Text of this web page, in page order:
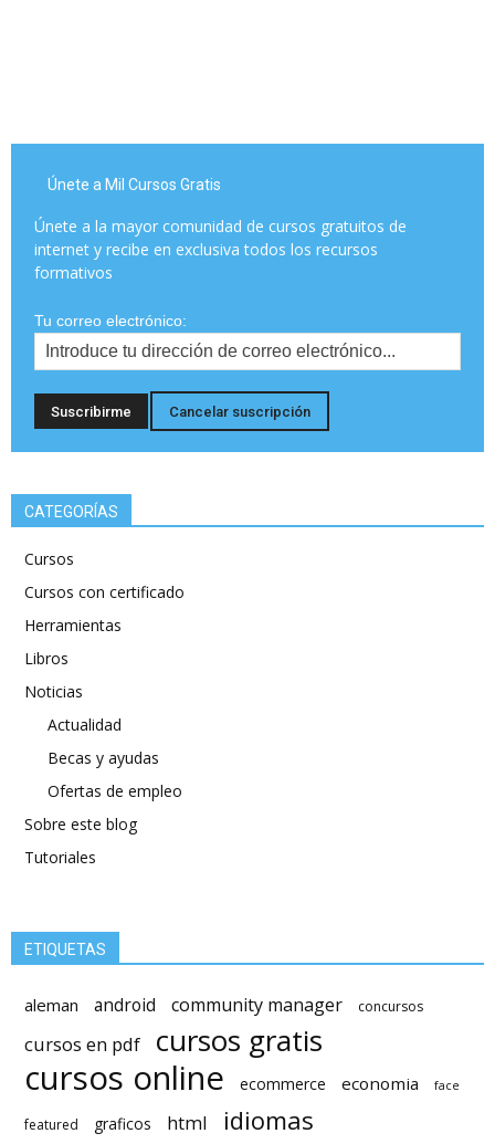
Únete a Mil Cursos Gratis
Únete a la mayor comunidad de cursos gratuitos de
internet y recibe en exclusiva todos los recursos
formativos
Tu correo electrónico:
CATEGORÍAS
Cursos
Cursos con certificado
Herramientas
Libros
Noticias
Actualidad
Becas y ayudas
Ofertas de empleo
Sobre este blog
Tutoriales
ETIQUETAS
aleman android community manager concursos
cursos en pdf cursos gratis
cursos online ecommerce economia face
featured graficos html idiomas